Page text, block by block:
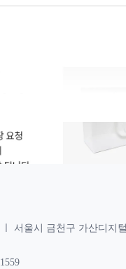
서울시 금천구 가산디지